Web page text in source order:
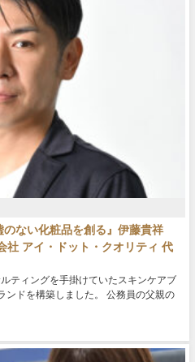
のない化粧品を創る』伊藤貴祥
社 アイ・ドット・クオリティ 代
ティングを手掛けていたスキンケアブ
ンドを構築しました。 公務員の父親の